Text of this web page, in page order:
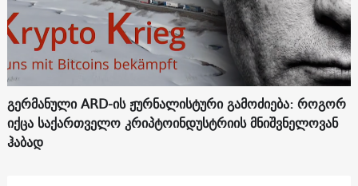
გერმანული ARD-ის ჟურნალისტური გამოძიება: როგორ
იქცა საქართველო კრიპტოინდუსტრიის მნიშვნელოვან
ჰაბად